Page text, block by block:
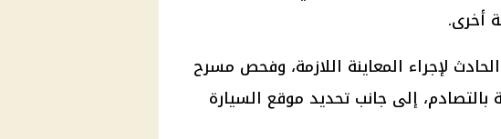
أخرى.
لإجراء المعاينة اللازمة، وفحص مسرح
إلى جانب تحديد موقع السيارة